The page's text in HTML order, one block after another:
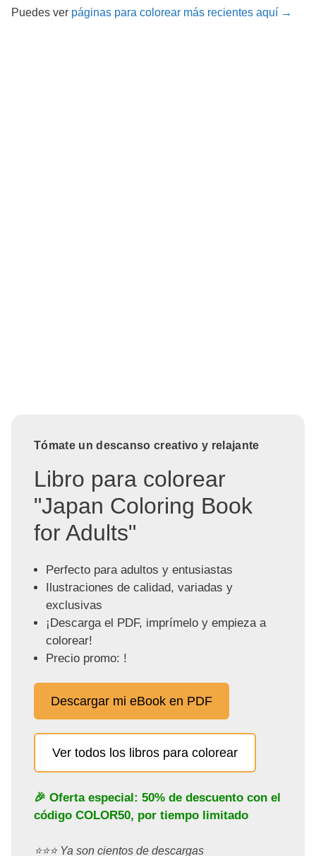
Puedes ver páginas para colorear más recientes aquí →
Tómate un descanso creativo y relajante
Libro para colorear
"Japan Coloring Book
for Adults"
Perfecto para adultos y entusiastas
Ilustraciones de calidad, variadas y
exclusivas
¡Descarga el PDF, imprímelo y empieza a
colorear!
Precio promo: !
Descargar mi eBook en PDF
Ver todos los libros para colorear
🎉 Oferta especial: 50% de descuento con el
código COLOR50, por tiempo limitado
⭐️⭐️⭐️ Ya son cientos de descargas